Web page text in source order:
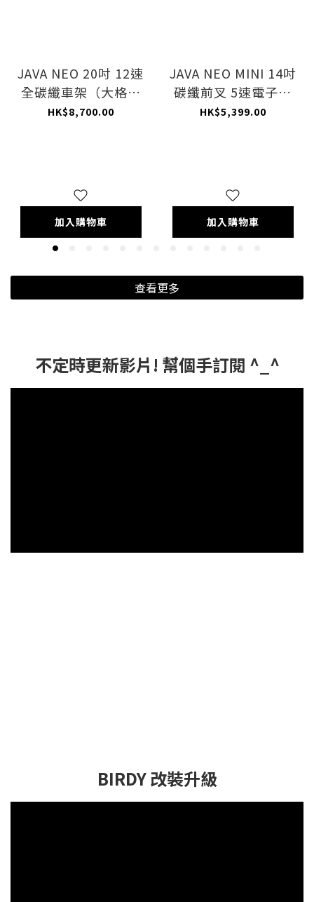
JAVA NEO 20吋 12速
全碳纖車架（大格仔
紋）(CB-ES) 三摺車
HK$8,700.00
加入購物車
JAVA NEO MINI 14吋
碳纖前叉 5速電子變
速版
HK$5,399.00
加入購物車
查看更多
不定時更新影片! 幫個手訂閱 ^_^
BIRDY 改裝升級